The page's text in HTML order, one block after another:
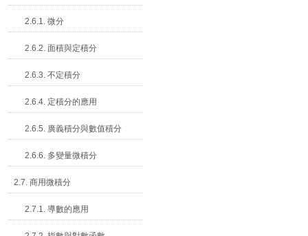
2.6.1. 微分
2.6.2. 面積與定積分
2.6.3. 不定積分
2.6.4. 定積分的應用
2.6.5. 廣義積分與數值積分
2.6.6. 多變量微積分
2.7. 商用微積分
2.7.1. 導數的應用